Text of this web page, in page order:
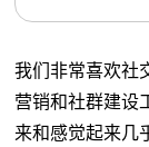
我们非常喜欢社
营销和社群建设
来和感觉起来几